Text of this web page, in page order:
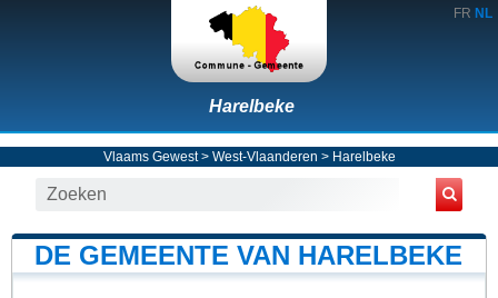
FR NL
Harelbeke
Vlaams Gewest> West-Vlaanderen > Harelbeke
DE GEMEENTE VAN HARELBEKE